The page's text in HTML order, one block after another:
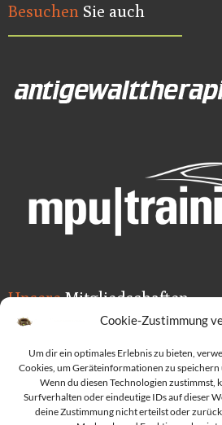
Cookie-Zustimmung
Um dir ein optimales Erlebnis zu bieten,
Cookies, um Geräteinformationen zu
Wenn du diesen Technologien zustimmst,
Surfverhalten oder eindeutige IDs auf dieser
deine Zustimmung nicht erteilst oder
Besuchen Sie auch
UnsereMitgliedschaften